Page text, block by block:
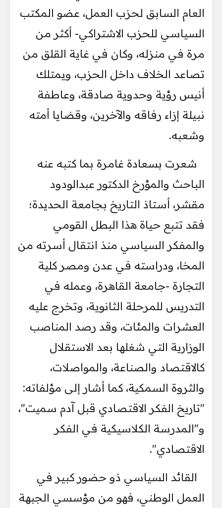
العام السابق لحزب العمل، عضو المكتب
السياسي للحزب الاشتراكي- أكثر من
مرة في منزله، وكان في غاية القلق من
تصاعد الخلاف داخل الحزب، ويمتلك
أنيس رؤية وحدوية صادقة، وعاطفة
نبيلة إزاء رفاقه والآخرين، وقضايا أمته
وشعبه.
شعرت بسعادة غامرة بما كتبه عنه
الباحث والمؤرخ الدكتور عبدالودود
مقشر، أستاذ التاريخ بجامعة الحديدة؛
فقد تتبع حياة هذا البطل القومي
والمفكر السياسي منذ انتقال أسرته من
المخا، ودراسته في عدن ومصر كلية
التجارة -جامعة القاهرة، وعمله في
التدريس للمرحلة الثانوية، وتخرج عليه
العشرات والمئات، وقد رصد المناصب
الوزارية التي شغلها بعد الاستقلال
كالاقتصاد والصناعة، والمواصلات،
والثروة السمكية، كما أشار إلى مؤلفاته:
"تاريخ الفكر الاقتصادي قبل آدم سميت"،
و"المدرسة الكلاسيكية في الفكر
الاقتصادي".
القائد السياسي ذو حضور كبير في
العمل الوطني، فهو من مؤسسي الجبهة